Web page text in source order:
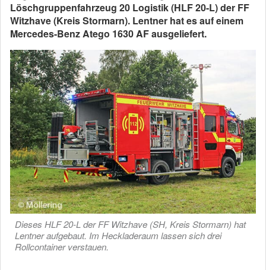
Löschgruppenfahrzeug 20 Logistik (HLF 20-L) der FF
Witzhave (Kreis Stormarn). Lentner hat es auf einem
Mercedes-Benz Atego 1630 AF ausgeliefert.
Dieses HLF 20-L der FF Witzhave (SH, Kreis Stormarn) hat
Lentner aufgebaut. Im Heckladeraum lassen sich drei
Rollcontainer verstauen.